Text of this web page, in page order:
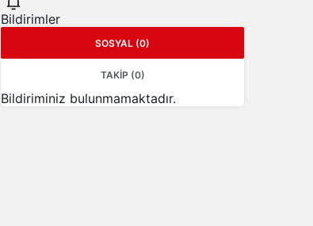
Bildirimler
SOSYAL (0)
TAKIP (0)
Bildiriminiz bulunmamaktadır.